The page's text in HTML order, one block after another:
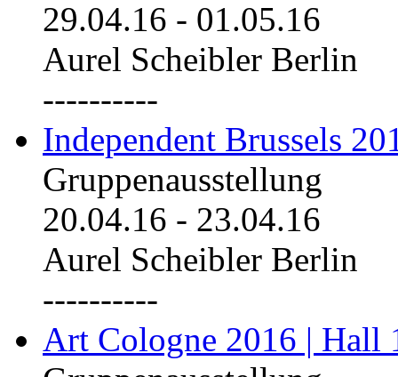
29.04.16 - 01.05.16
Aurel Scheibler Berlin
----------
Independent Brussels
Gruppenausstellung
20.04.16 - 23.04.16
Aurel Scheibler Berlin
----------
Art Cologne 2016 | Hall